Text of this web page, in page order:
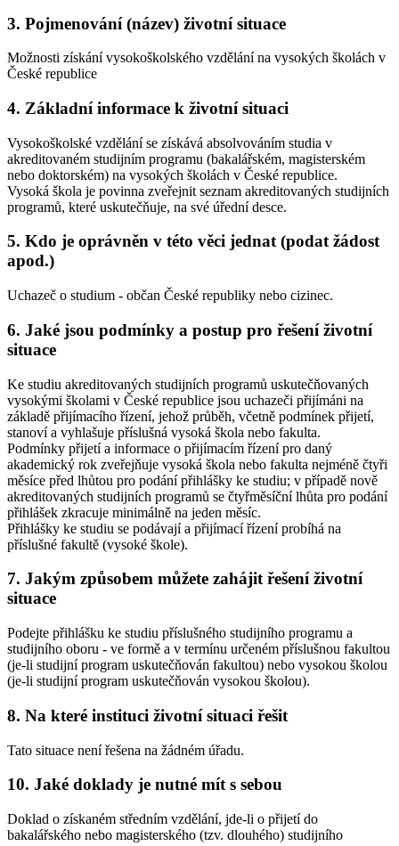
3. Pojmenování (název) životní situace
Možnosti získání vysokoškolského vzdělání na vysokých školách v
České republice
4. Základní informace k životní situaci
Vysokoškolské vzdělání se získává absolvováním studia v
akreditovaném studijním programu (bakalářském, magisterském
nebo doktorském) na vysokých školách v České republice.
Vysoká škola je povinna zveřejnit seznam akreditovaných studijních
programů, které uskutečňuje, na své úřední desce.
5. Kdo je oprávněn v této věci jednat (podat žádost
apod.)
Uchazeč o studium - občan České republiky nebo cizinec.
6. Jaké jsou podmínky a postup pro řešení životní
situace
Ke studiu akreditovaných studijních programů uskutečňovaných
vysokými školami v České republice jsou uchazeči přijímáni na
základě přijímacího řízení, jehož průběh, včetně podmínek přijetí,
stanoví a vyhlašuje příslušná vysoká škola nebo fakulta.
Podmínky přijetí a informace o přijímacím řízení pro daný
akademický rok zveřejňuje vysoká škola nebo fakulta nejméně čtyři
měsíce před lhůtou pro podání přihlášky ke studiu; v případě nově
akreditovaných studijních programů se čtyřměsíční lhůta pro podání
přihlášek zkracuje minimálně na jeden měsíc.
Přihlášky ke studiu se podávají a přijímací řízení probíhá na
příslušné fakultě (vysoké škole).
7. Jakým způsobem můžete zahájit řešení životní
situace
Podejte přihlášku ke studiu příslušného studijního programu a
studijního oboru - ve formě a v termínu určeném příslušnou fakultou
(je-li studijní program uskutečňován fakultou) nebo vysokou školou
(je-li studijní program uskutečňován vysokou školou).
8. Na které instituci životní situaci řešit
Tato situace není řešena na žádném úřadu.
10. Jaké doklady je nutné mít s sebou
Doklad o získaném středním vzdělání, jde-li o přijetí do
bakalářského nebo magisterského (tzv. dlouhého) studijního